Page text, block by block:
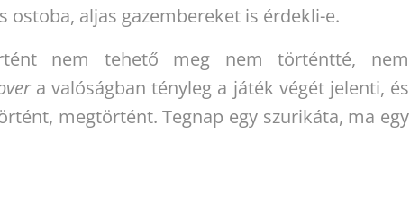
ostoba, aljas gazembereket is érdekli-e.
nem tehető meg nem történtté, nem
a valóságban tényleg a játék végét jelenti, és
megtörtént. Tegnap egy szurikáta, ma egy